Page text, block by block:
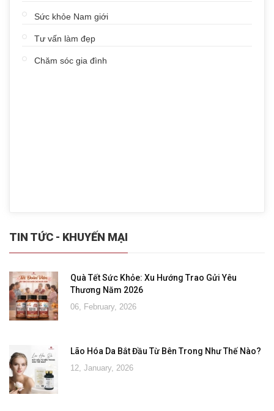
Sức khỏe Nam giới
Tư vấn làm đẹp
Chăm sóc gia đình
TIN TỨC - KHUYẾN MẠI
Quà Tết Sức Khỏe: Xu Hướng Trao Gửi Yêu
Thương Năm 2026
06, February, 2026
Lão Hóa Da Bắt Đầu Từ Bên Trong Như Thế Nào?
12, January, 2026